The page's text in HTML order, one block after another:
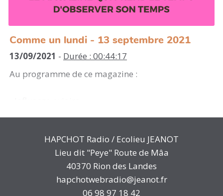
Comme un lundi - 13 septembre 2021
13/09/2021 - Durée : 00:44:17
Au programme de ce magazine :
pour le climat (Extinction Rebellion)
- Météo de la semaine
- Un pavé dans ta gueule "les penn sardin"
- Revue de presse régionale insolite
HAPCHOT Radio / Ecolieu JEANOT
Lieu dit "Peye" Route de Mâa
40370 Rion des Landes
hapchotwebradio@jeanot.fr
06 98 97 18 42